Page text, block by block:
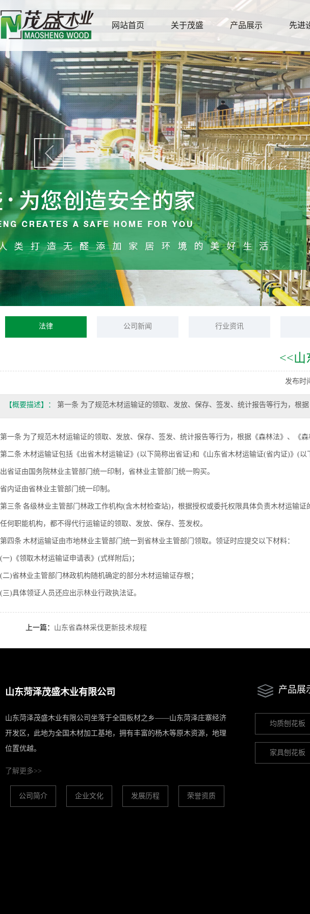
网站首页 关于茂盛 产品展示 先进
法律 公司新闻 行业资讯
<<山
发布
【概要描述】： 第一条 为了规范木材运输证的领取、发放、保存、签发、统计报告等行为，根
第一条 为了规范木材运输证的领取、发放、保存、签发、统计报告等行为，根据《森林法》、《
第二条 木材运输证包括《出省木材运输证》(以下简称出省证)和《山东省木材运输证(省内证)》(以
出省证由国务院林业主管部门统一印制，省林业主管部门统一购买。
省内证由省林业主管部门统一印制。
第三条 各级林业主管部门林政工作机构(含木材检查站)，根据授权或委托权限具体负责木材运输
任何职能机构，都不得代行运输证的领取、发放、保存、签发权。
第四条 木材运输证由市地林业主管部门统一到省林业主管部门领取。领证时应提交以下材料：
(一)《领取木材运输证申请表》(式样附后)；
(二)省林业主管部门林政机构随机确定的部分木材运输证存根；
(三)具体领证人员还应出示林业行政执法证。
上一篇： 山东省森林采伐更新技术规程
山东菏泽茂盛木业有限公司
山东菏泽茂盛木业有限公司坐落于全国板材之乡——山东菏泽庄寨经济
开发区，此地为全国木材加工基地，拥有丰富的杨木等原木资源，地理
位置优越。
了解更多>>
公司简介 企业文化 发展历程 荣誉资质
产品展
均质刨花板
家具刨花板